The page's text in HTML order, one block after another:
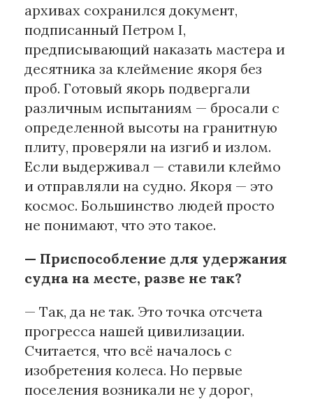
архивах сохранился документ,
подписанный Петром I,
предписывающий наказать мастера и
десятника за клеймение якоря без
проб. Готовый якорь подвергали
различным испытаниям — бросали с
определенной высоты на гранитную
плиту, проверяли на изгиб и излом.
Если выдерживал — ставили клеймо
и отправляли на судно. Якоря — это
космос. Большинство людей просто
не понимают, что это такое.
— Приспособление для удержания
судна на месте, разве не так?
— Так, да не так. Это точка отсчета
прогресса нашей цивилизации.
Считается, что всё началось с
изобретения колеса. Но первые
поселения возникали не у дорог,